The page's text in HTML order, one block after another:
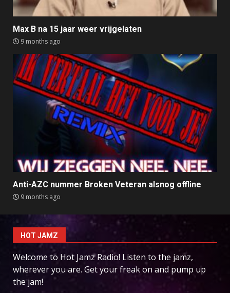
Max B na 15 jaar weer vrijgelaten
9 months ago
Anti-AZC nummer Broken Veteran alsnog offline
9 months ago
HOT JAMZ
Welcome to Hot Jamz Radio! Listen to the jamz,
wherever you are. Get your freak on and pump up
the jam!